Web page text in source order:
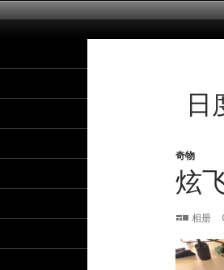
日
奇物
炫
相册